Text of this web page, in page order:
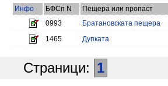
Инфо БФСп N Пещера или пропаст
0993
Братановската пещера
1465
Дупката
Страници: 1